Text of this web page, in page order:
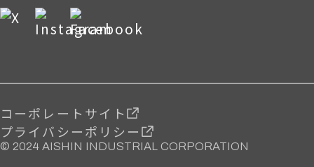
© 2024 AISHIN INDUSTRIAL CORPORATION
コーポレートサイト
プライバシーポリシー